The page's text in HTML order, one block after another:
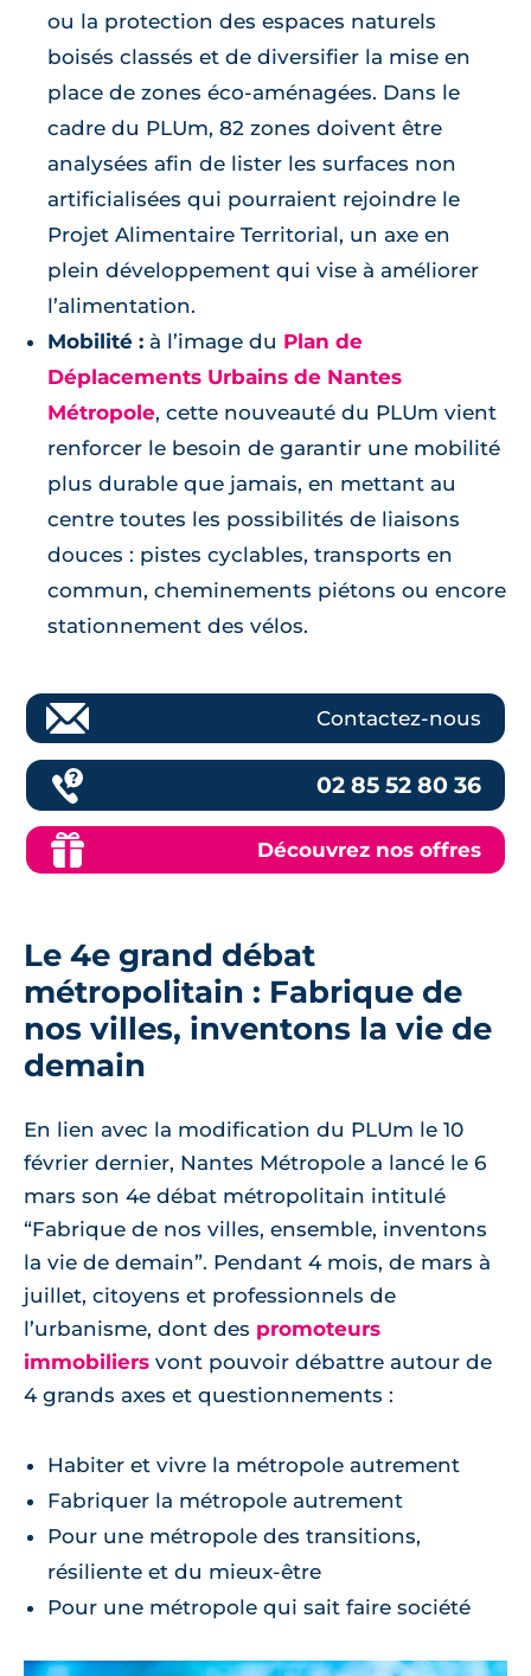
ou la protection des espaces naturels
boisés classés et de diversifier la mise en
place de zones éco-aménagées. Dans le
cadre du PLUm, 82 zones doivent être
analysées afin de lister les surfaces non
artificialisées qui pourraient rejoindre le
Projet Alimentaire Territorial, un axe en
plein développement qui vise à améliorer
l’alimentation.
Mobilité : à l’image du Plan de
Déplacements Urbains de Nantes
Métropole, cette nouveauté du PLUm vient
renforcer le besoin de garantir une mobilité
plus durable que jamais, en mettant au
centre toutes les possibilités de liaisons
douces : pistes cyclables, transports en
commun, cheminements piétons ou encore
stationnement des vélos.
Contactez-nous
02 85 52 80 36
Découvrez nos offres
Le 4e grand débat
métropolitain : Fabrique de
nos villes, inventons la vie de
demain
En lien avec la modification du PLUm le 10
février dernier, Nantes Métropole a lancé le 6
mars son 4e débat métropolitain intitulé
“Fabrique de nos villes, ensemble, inventons
la vie de demain”. Pendant 4 mois, de mars à
juillet, citoyens et professionnels de
l’urbanisme, dont des promoteurs
immobiliers vont pouvoir débattre autour de
4 grands axes et questionnements :
Habiter et vivre la métropole autrement
Fabriquer la métropole autrement
Pour une métropole des transitions,
résiliente et du mieux-être
Pour une métropole qui sait faire société